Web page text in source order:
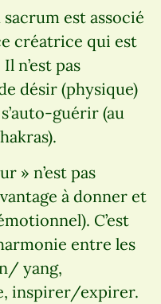
est associé
créatrice qui est
n’est pas
désir (physique)
guérir (au
» n’est pas
à donner et
C’est
entre les
yang,
inspirer/expirer.